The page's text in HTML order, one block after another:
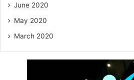
June 2020
May 2020
March 2020